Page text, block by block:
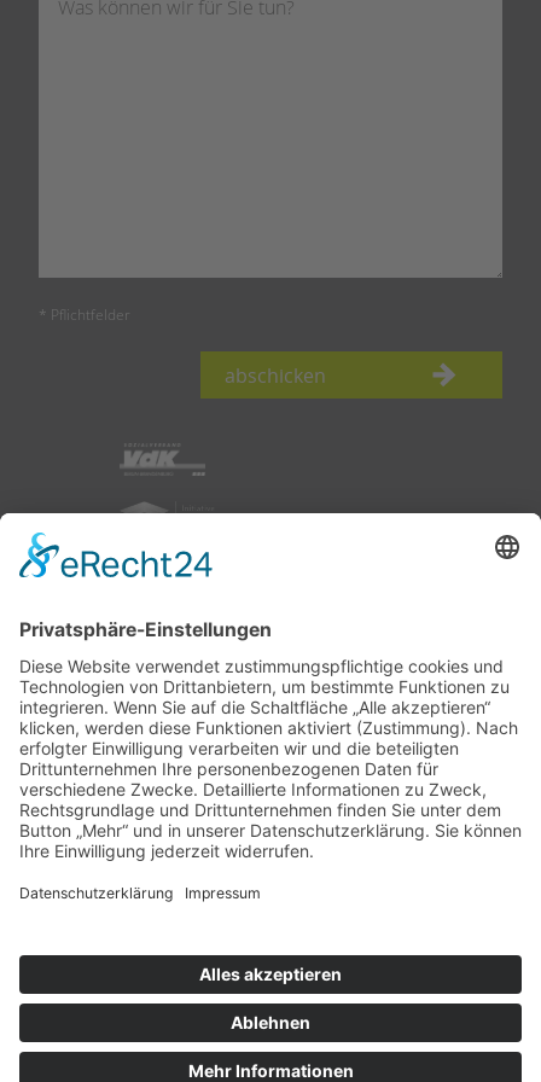
* Pflichtfelder
abschicken
nach oben
Impressum|Datenschutz
Ihnen gefällt, was Sie lesen?
Dann teilen Sie es mit anderen!
X